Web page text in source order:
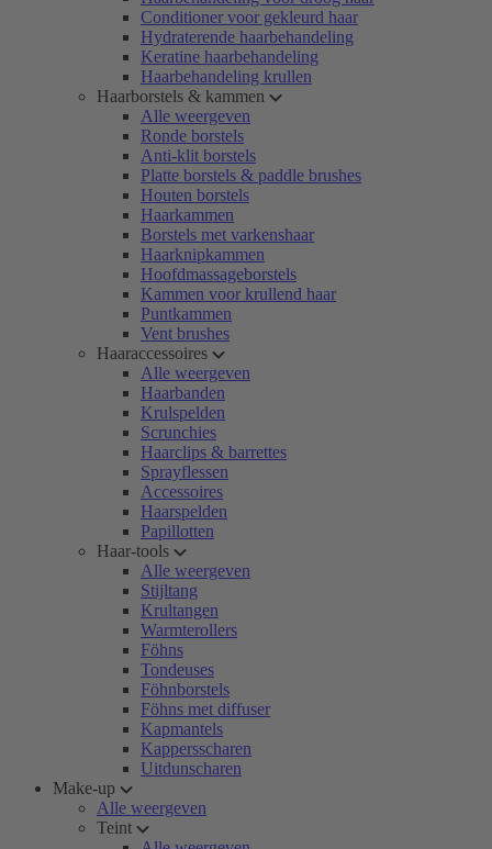
Conditioner voor gekleurd haar
Hydraterende haarbehandeling
Keratine haarbehandeling
Haarbehandeling krullen
Haarborstels & kammen
Alle weergeven
Ronde borstels
Anti-klit borstels
Platte borstels & paddle brushes
Houten borstels
Haarkammen
Borstels met varkenshaar
Haarknipkammen
Hoofdmassageborstels
Kammen voor krullend haar
Puntkammen
Vent brushes
Haaraccessoires
Alle weergeven
Haarbanden
Krulspelden
Scrunchies
Haarclips & barrettes
Sprayflessen
Accessoires
Haarspelden
Papillotten
Haar-tools
Alle weergeven
Stijltang
Krultangen
Warmterollers
Föhns
Tondeuses
Föhnborstels
Föhns met diffuser
Kapmantels
Kappersscharen
Uitdunscharen
Make-up
Alle weergeven
Teint